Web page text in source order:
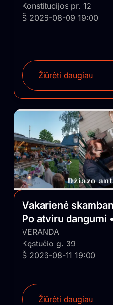
Konstitucijos pr. 12
Š 2026-08-09 19:00
Žiūrėti daugiau
Vakarienė
Po atviru dangumi
VERANDA
Kęstučio g. 39
Š 2026-08-11 19:00
Žiūrėti daugiau